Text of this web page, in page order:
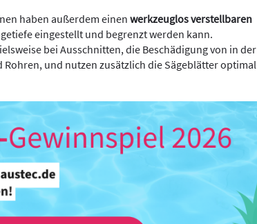
haben außerdem einen werkzeuglos verstellbaren
eingestellt und begrenzt werden kann.
bei Ausschnitten, die Beschädigung von in der
und nutzen zusätzlich die Sägeblätter optimal